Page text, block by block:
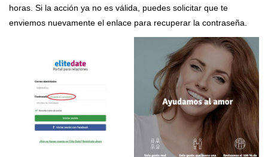
horas. Si la acción ya no es válida, puedes solicitar que te
enviemos nuevamente el enlace para recuperar la contraseña.